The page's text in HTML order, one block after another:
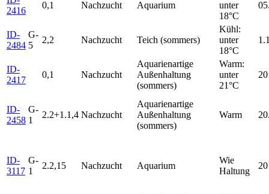
2416
0,1 Nachzucht Aquarium
unter
18°C
ID-
2484
G-
5
2,2 Nachzucht Teich (sommers)
Kühl:
unter
18°C
ID-
2417
0,1 Nachzucht
Aquarienartige
Außenhaltung
(sommers)
Warm:
unter
21°C
ID-
2458
G-
1
2.2+1.1,4 Nachzucht
Aquarienartige
Außenhaltung
(sommers)
Warm
ID-
3117
G-
1
2.2,15 Nachzucht Aquarium
Wie
Haltung